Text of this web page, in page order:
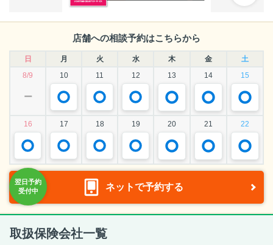
店舗への相談予約はこちらから
日 月 火 水 木 金
土
8/9
10 11 12 13 14 15
ー
16 17 18 19 20 21 22
ネットで予約する
取扱保険会社一覧